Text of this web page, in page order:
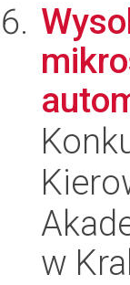
w